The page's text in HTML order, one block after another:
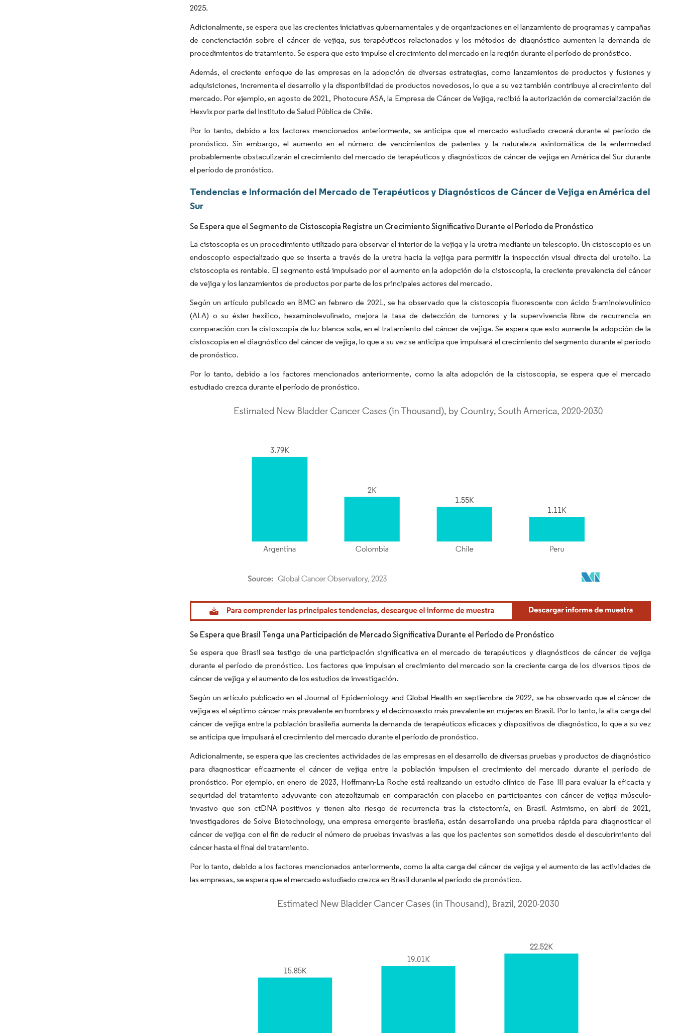
2025.
Adicionalmente, se espera que las crecientes iniciativas gubernamentales y de organizaciones en el lanzamiento de programas y campañas
de concienciación sobre el cáncer de vejiga, sus terapéuticos relacionados y los métodos de diagnóstico aumenten la demanda de
procedimientos de tratamiento. Se espera que esto impulse el crecimiento del mercado en la región durante el período de pronóstico.
Además, el creciente enfoque de las empresas en la adopción de diversas estrategias, como lanzamientos de productos y fusiones y
adquisiciones, incrementa el desarrollo y la disponibilidad de productos novedosos, lo que a su vez también contribuye al crecimiento del
mercado. Por ejemplo, en agosto de 2021, Photocure ASA, la Empresa de Cáncer de Vejiga, recibió la autorización de comercialización de
Hexvix por parte del Instituto de Salud Pública de Chile.
Por lo tanto, debido a los factores mencionados anteriormente, se anticipa que el mercado estudiado crecerá durante el período de
pronóstico. Sin embargo, el aumento en el número de vencimientos de patentes y la naturaleza asintomática de la enfermedad
probablemente obstaculizarán el crecimiento del mercado de terapéuticos y diagnósticos de cáncer de vejiga en América del Sur durante
el período de pronóstico.
Tendencias e Información del Mercado de Terapéuticos y Diagnósticos de Cáncer de Vejiga en América del
Sur
Se Espera que el Segmento de Cistoscopia Registre un Crecimiento Significativo Durante el Período de Pronóstico
La cistoscopia es un procedimiento utilizado para observar el interior de la vejiga y la uretra mediante un telescopio. Un cistoscopio es un
endoscopio especializado que se inserta a través de la uretra hacia la vejiga para permitir la inspección visual directa del urotelio. La
cistoscopia es rentable. El segmento está impulsado por el aumento en la adopción de la cistoscopia, la creciente prevalencia del cáncer
de vejiga y los lanzamientos de productos por parte de los principales actores del mercado.
Según un artículo publicado en BMC en febrero de 2021, se ha observado que la cistoscopia fluorescente con ácido 5-aminolevulínico
(ALA) o su éster hexílico, hexaminolevulinato, mejora la tasa de detección de tumores y la supervivencia libre de recurrencia en
comparación con la cistoscopia de luz blanca sola, en el tratamiento del cáncer de vejiga. Se espera que esto aumente la adopción de la
cistoscopia en el diagnóstico del cáncer de vejiga, lo que a su vez se anticipa que impulsará el crecimiento del segmento durante el período
de pronóstico.
Por lo tanto, debido a los factores mencionados anteriormente, como la alta adopción de la cistoscopia, se espera que el mercado
estudiado crezca durante el período de pronóstico.
Imagen © Mordor Intelligence. El uso requiere atribución según CC BY 4.0.
Se Espera que Brasil Tenga una Participación de Mercado Significativa Durante el Período de Pronóstico
Se espera que Brasil sea testigo de una participación significativa en el mercado de terapéuticos y diagnósticos de cáncer de vejiga
durante el período de pronóstico. Los factores que impulsan el crecimiento del mercado son la creciente carga de los diversos tipos de
cáncer de vejiga y el aumento de los estudios de investigación.
Según un artículo publicado en el Journal of Epidemiology and Global Health en septiembre de 2022, se ha observado que el cáncer de
vejiga es el séptimo cáncer más prevalente en hombres y el decimosexto más prevalente en mujeres en Brasil. Por lo tanto, la alta carga del
cáncer de vejiga entre la población brasileña aumenta la demanda de terapéuticos eficaces y dispositivos de diagnóstico, lo que a su vez
se anticipa que impulsará el crecimiento del mercado durante el período de pronóstico.
Adicionalmente, se espera que las crecientes actividades de las empresas en el desarrollo de diversas pruebas y productos de diagnóstico
para diagnosticar eficazmente el cáncer de vejiga entre la población impulsen el crecimiento del mercado durante el período de
pronóstico. Por ejemplo, en enero de 2023, Hoffmann-La Roche está realizando un estudio clínico de Fase III para evaluar la eficacia y
seguridad del tratamiento adyuvante con atezolizumab en comparación con placebo en participantes con cáncer de vejiga músculo-
invasivo que son ctDNA positivos y tienen alto riesgo de recurrencia tras la cistectomía, en Brasil. Asimismo, en abril de 2021,
investigadores de Solve Biotechnology, una empresa emergente brasileña, están desarrollando una prueba rápida para diagnosticar el
cáncer de vejiga con el fin de reducir el número de pruebas invasivas a las que los pacientes son sometidos desde el descubrimiento del
cáncer hasta el final del tratamiento.
Por lo tanto, debido a los factores mencionados anteriormente, como la alta carga del cáncer de vejiga y el aumento de las actividades de
las empresas, se espera que el mercado estudiado crezca en Brasil durante el período de pronóstico.